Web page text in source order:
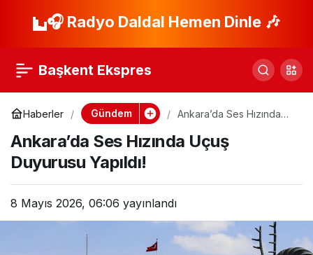
🎧 Radyo Daldal Hemen Dinle 🎶
Başkent Ekspres
Haberler Gündem
Ankara’da Ses Hızında
Ankara’da Ses Hızında Uçuş
Duyurusu Yapıldı!
8 Mayıs 2026, 06:06 yayınlandı
Trump: İran, Anlaşma
Girecek!
Paylaş